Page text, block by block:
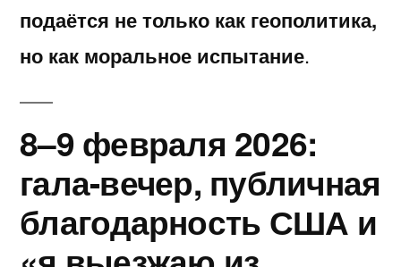
подаётся не только как геополитика,
но как моральное испытание.
8–9 февраля 2026:
гала-вечер, публичная
благодарность США и